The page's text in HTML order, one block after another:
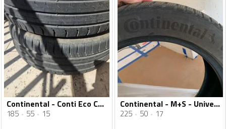
Continental - Conti Eco Contact 5 - Ljetnja guma
185 55 15
Continental - M+S - Univerzalna guma
225 50 17